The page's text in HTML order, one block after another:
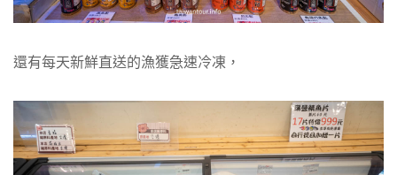
還有每天新鮮直送的漁獲急速冷凍，